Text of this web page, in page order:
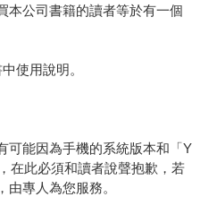
本公司書籍的讀者等於有一個
使用說明。
可能因為手機的系統版本和「Y
在此必須和讀者說聲抱歉，若
專人為您服務。